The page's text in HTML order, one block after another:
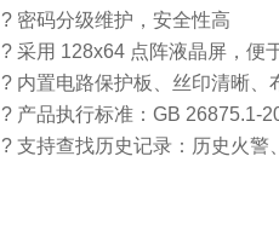
? 密码分级维护，安全性高
? 采用 128x64 点阵液晶屏，便
? 内置电路保护板、丝印清晰、
? 产品执行标准：GB 26875.1-
? 支持查找历史记录：历史火警